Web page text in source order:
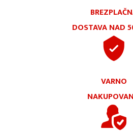
DOSTAVA NAD
VARNO